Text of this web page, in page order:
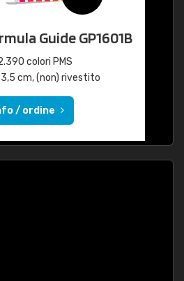
Guide GP1601B
colori PMS
cm, (non) rivestito
/ ordine